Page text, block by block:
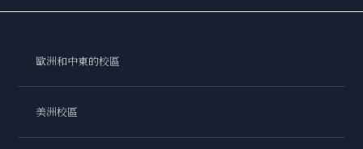
歐洲和中東的校區
美洲校區